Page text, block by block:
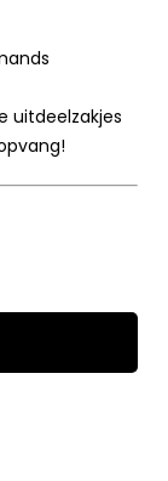
uitdeelzakjes